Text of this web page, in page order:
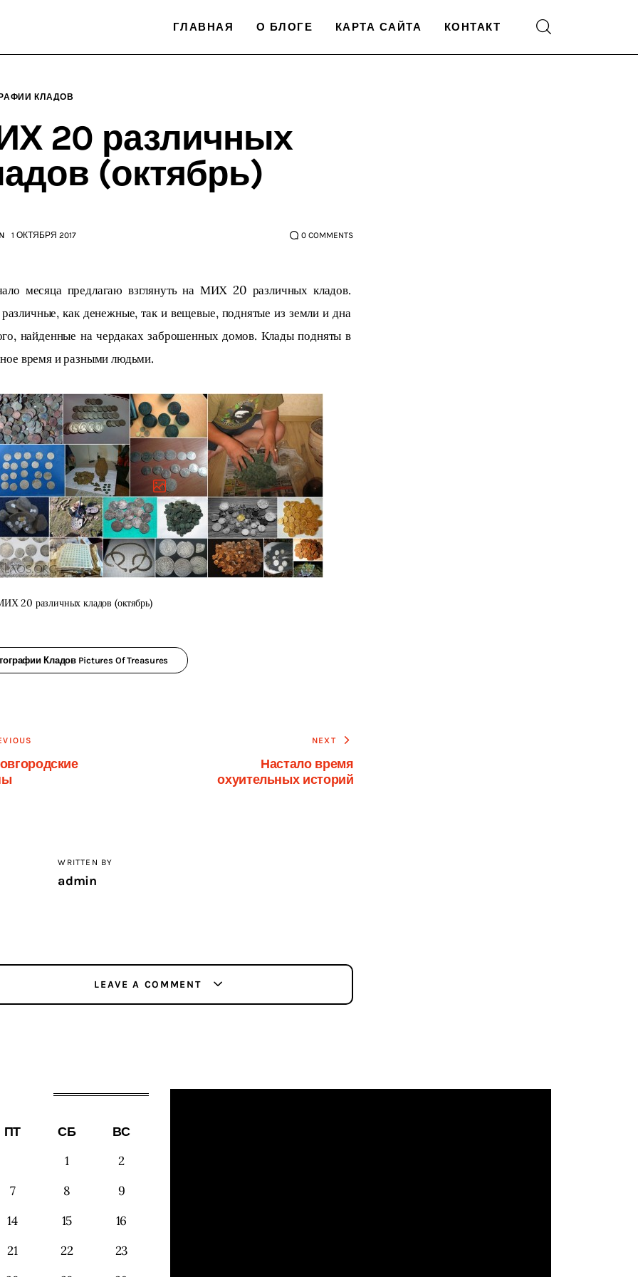
ГЛАВНАЯ О БЛОГЕ КАРТА САЙТА КОНТАКТ
КЛАДОВ
20 различных
(октябрь)
1 ОКТЯБРЯ 2017 0 COMMENTS
месяца предлагаю взглянуть на МИХ 20 различных кладов.
как денежные, так и вещевые, поднятые из земли и дна
найденные на чердаках заброшенных домов. Клады подняты в
время и разными людьми.
20 различных кладов (октябрь)
Кладов Pictures Of Treasures
NEXT
Настало время
охуительных историй
WRITTEN BY
admin
LEAVE A COMMENT
ПТ СБ
ВС
1
2
7 8
9
14 15
16
21 22
23